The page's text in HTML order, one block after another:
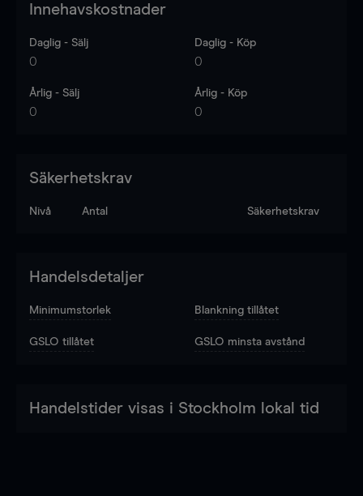
Innehavskostnader
Daglig - Sälj
0
Daglig - Köp
0
Årlig - Sälj
0
Årlig - Köp
0
Säkerhetskrav
Nivå Antal Säkerhetskrav
Handelsdetaljer
Minimumstorlek Blankning tillåtet
GSLO tillåtet GSLO minsta avstånd
Handelstider visas i Stockholm lokal tid